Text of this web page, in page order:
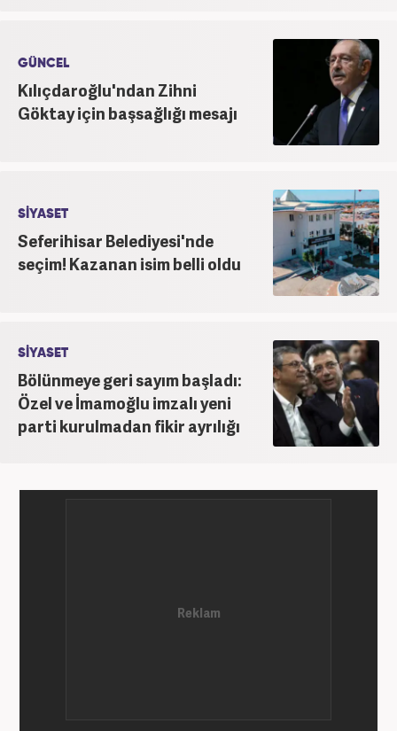
GÜNCEL
Kılıçdaroğlu'ndan Zihni
Göktay için başsağlığı mesajı
SİYASET
Seferihisar Belediyesi'nde
seçim! Kazanan isim belli oldu
SİYASET
Bölünmeye geri sayım başladı:
Özel ve İmamoğlu imzalı yeni
parti kurulmadan fikir ayrılığı